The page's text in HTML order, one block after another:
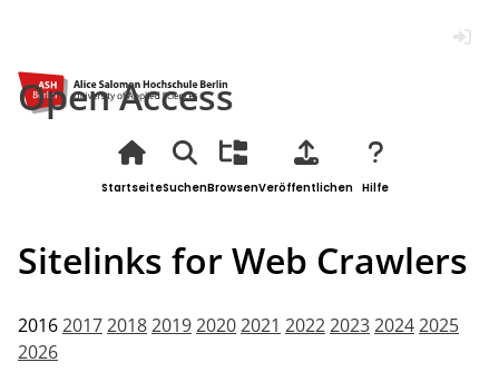
Open Access
StartseiteSuchenBrowsenVeröffentlichen Hilfe
Sitelinks for Web Crawlers
201620172018201920202021 2022202320242025
2026